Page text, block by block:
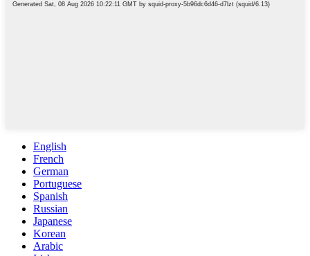
English
French
German
Portuguese
Spanish
Russian
Japanese
Korean
Arabic